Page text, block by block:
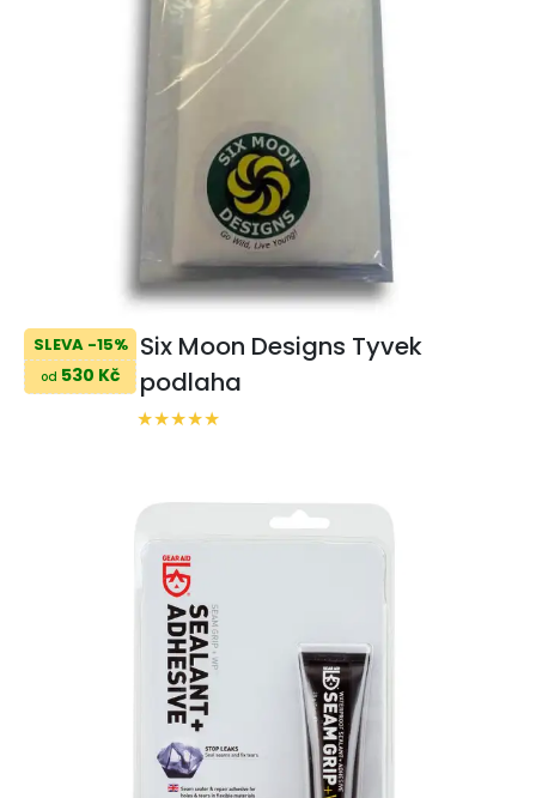
SLEVA -15%
od 530 Kč
Six Moon Designs Tyvek
podlaha